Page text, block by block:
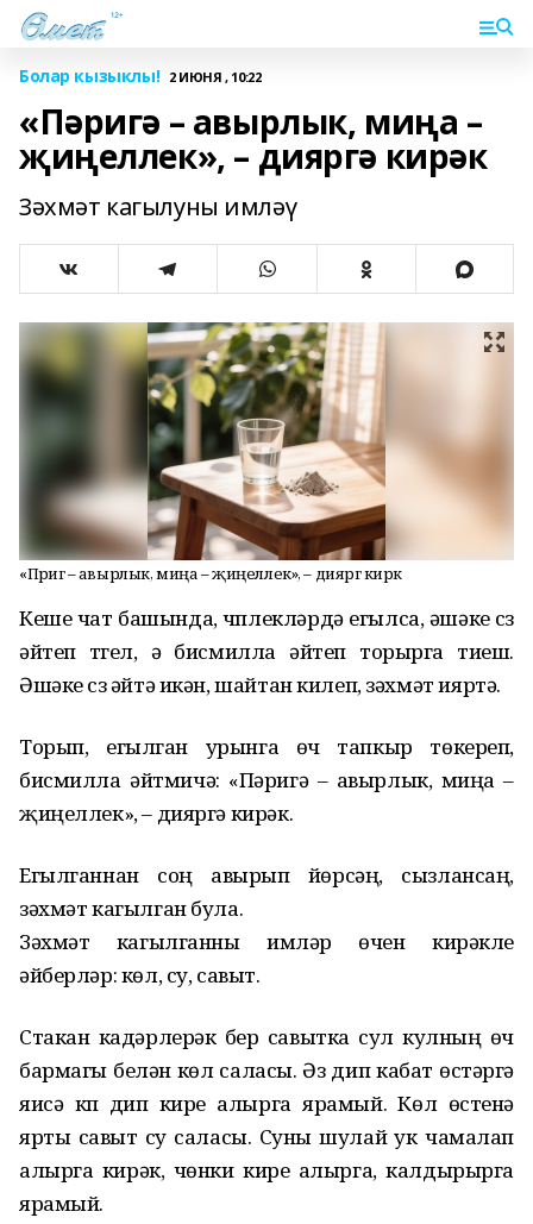
Болар кызыклы! 2 ИЮНЯ , 10:22
«Пәригә – авырлык, миңа –
җиңеллек», – дияргә кирәк
Зәхмәт кагылуны имләү
«Пәригә – авырлык, миңа – җиңеллек», – дияргә кирәк
Кеше чат башында, чүплекләрдә егылса, әшәке сүз
әйтеп түгел, ә бисмилла әйтеп торырга тиеш.
Әшәке сүз әйтә икән, шайтан килеп, зәхмәт ияртә.
Торып, егылган урынга өч тапкыр төкереп,
бисмилла әйтмичә: «Пәригә – авырлык, миңа –
җиңеллек», – дияргә кирәк.
Егылганнан соң авырып йөрсәң, сызлансаң,
зәхмәт кагылган була.
Зәхмәт кагылганны имләр өчен кирәкле
әйберләр: көл, су, савыт.
Стакан кадәрлерәк бер савытка сул кулның өч
бармагы белән көл саласы. Әз дип кабат өстәргә
яисә күп дип кире алырга ярамый. Көл өстенә
ярты савыт су саласы. Суны шулай ук чамалап
алырга кирәк, чөнки кире алырга, калдырырга
ярамый.